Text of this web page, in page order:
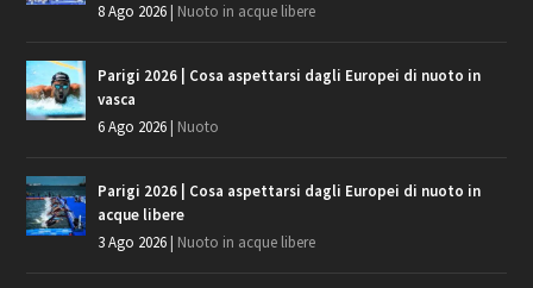
8 Ago 2026 Nuoto in acque libere
Parigi 2026 | Cosa aspettarsi dagli Europei di nuoto in
vasca
6 Ago 2026 Nuoto
Parigi 2026 | Cosa aspettarsi dagli Europei di nuoto in
acque libere
3 Ago 2026 Nuoto in acque libere